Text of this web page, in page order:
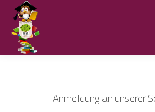
Anmeldung an unserer